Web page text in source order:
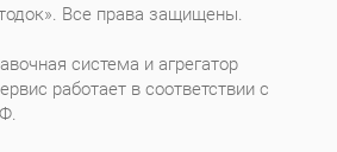
Все права защищены.
система и агрегатор
работает в соответствии с